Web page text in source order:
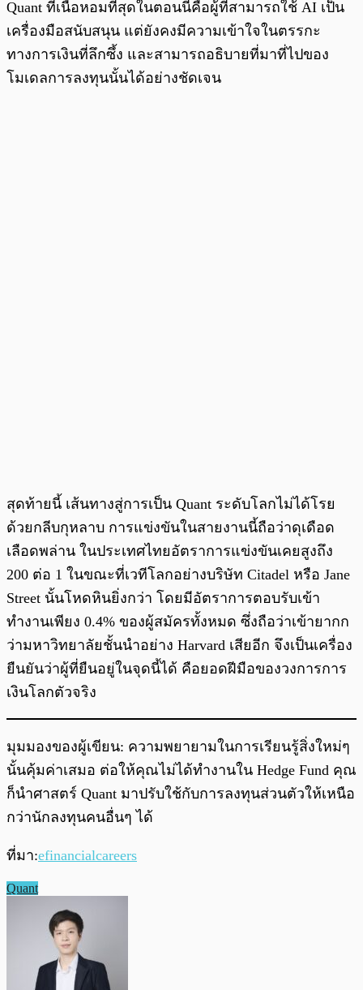
Quant ที่เนื้อหอมที่สุดในตอนนี้คือผู้ที่สามารถใช้ AI เป็น
เครื่องมือสนับสนุน แต่ยังคงมีความเข้าใจในตรรกะ
ทางการเงินที่ลึกซึ้ง และสามารถอธิบายที่มาที่ไปของ
โมเดลการลงทุนนั้นได้อย่างชัดเจน
สุดท้ายนี้ เส้นทางสู่การเป็น Quant ระดับโลกไม่ได้โรย
ด้วยกลีบกุหลาบ การแข่งขันในสายงานนี้ถือว่าดุเดือด
เลือดพล่าน ในประเทศไทยอัตราการแข่งขันเคยสูงถึง
200 ต่อ 1 ในขณะที่เวทีโลกอย่างบริษัท Citadel หรือ Jane
Street นั้นโหดหินยิ่งกว่า โดยมีอัตราการตอบรับเข้า
ทำงานเพียง 0.4% ของผู้สมัครทั้งหมด ซึ่งถือว่าเข้ายากก
ว่ามหาวิทยาลัยชั้นนำอย่าง Harvard เสียอีก จึงเป็นเครื่อง
ยืนยันว่าผู้ที่ยืนอยู่ในจุดนี้ได้ คือยอดฝีมือของวงการการ
เงินโลกตัวจริง
มุมมองของผู้เขียน: ความพยายามในการเรียนรู้สิ่งใหม่ๆ
นั้นคุ้มค่าเสมอ ต่อให้คุณไม่ได้ทำงานใน Hedge Fund คุณ
ก็นำศาสตร์ Quant มาปรับใช้กับการลงทุนส่วนตัวให้เหนือ
กว่านักลงทุนคนอื่นๆ ได้
ที่มา:efinancialcareers
Quant